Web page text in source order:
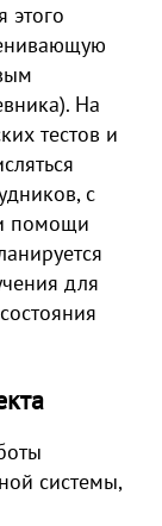
этого
На
тестов и
с
помощи
для
системы,